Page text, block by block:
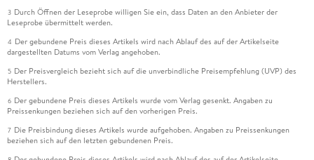
3 Durch Öffnen der Leseprobe willigen Sie ein, dass Daten an den Anbieter der
Leseprobe übermittelt werden.
4 Der gebundene Preis dieses Artikels wird nach Ablauf des auf der Artikelseite
dargestellten Datums vom Verlag angehoben.
5 Der Preisvergleich bezieht sich auf die unverbindliche Preisempfehlung (UVP) des
Herstellers.
6 Der gebundene Preis dieses Artikels wurde vom Verlag gesenkt. Angaben zu
Preissenkungen beziehen sich auf den vorherigen Preis.
7 Die Preisbindung dieses Artikels wurde aufgehoben. Angaben zu Preissenkungen
beziehen sich auf den letzten gebundenen Preis.